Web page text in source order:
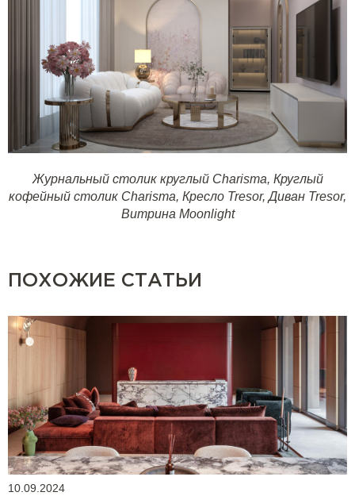
Журнальный столик круглый Charisma, Круглый
кофейный столик Charisma, Кресло Tresor,Диван Tresor,
Витрина Moonlight
ПОХОЖИЕ СТАТЬИ
10.09.2024